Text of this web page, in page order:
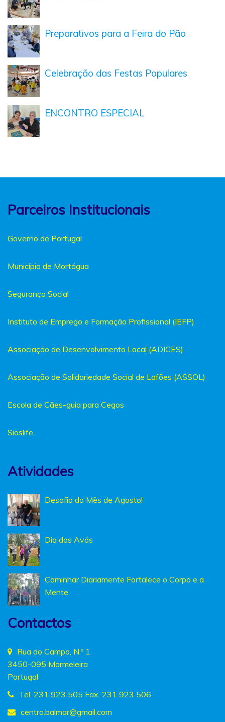
Preparativos para a Feira do Pão
Celebração das Festas Populares
ENCONTRO ESPECIAL
Parceiros Institucionais
Governo de Portugal
Município de Mortágua
Segurança Social
Instituto de Emprego e Formação Profissional (IEFP)
Associação de Desenvolvimento Local (ADICES)
Associação de Solidariedade Social de Lafões (ASSOL)
Escola de Cães-guia para Cegos
Sioslife
Atividades
Desafio do Mês de Agosto!
Dia dos Avós
Caminhar Diariamente Fortalece o Corpo e a
Mente
Contactos
Rua do Campo, N.º 1
3450-095 Marmeleira
Portugal
Tel. 231 923 505 Fax. 231 923 506
centro.balmar@gmail.com